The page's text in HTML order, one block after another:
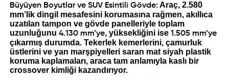
Büyüyen Boyutlar ve SUV Esintili Gövde: Araç, 2.580
mm’lik dingil mesafesini korumasına rağmen, akıllıca
uzatılan tampon ve gövde panelleriyle toplam
uzunluğunu4.130 mm’ye, yüksekliğini ise1.505 mm’ye
çıkarmış durumda. Tekerlek kemerlerini, çamurluk
üstlerini ve yan marşpiyelleri saran mat siyah plastik
koruma kaplamaları, araca tam anlamıyla kaslı bir
crossover kimliği kazandırıyor.